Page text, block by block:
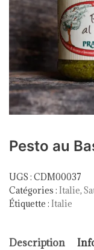
Pesto au
UGS : CDM00037
Catégories : Italie,
Étiquette : Italie
Description